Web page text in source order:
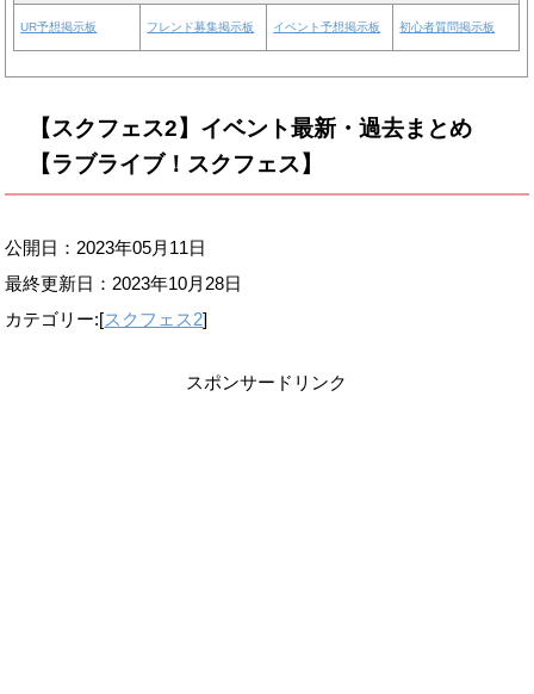
UR予想掲示板 フレンド募集掲示板 イベント予想掲示板 初心者質問掲示板
【スクフェス2】イベント最新・過去まとめ
【ラブライブ！スクフェス】
公開日：2023年05月11日
最終更新日： 2023年10月28日
カテゴリー:[スクフェス2]
スポンサードリンク